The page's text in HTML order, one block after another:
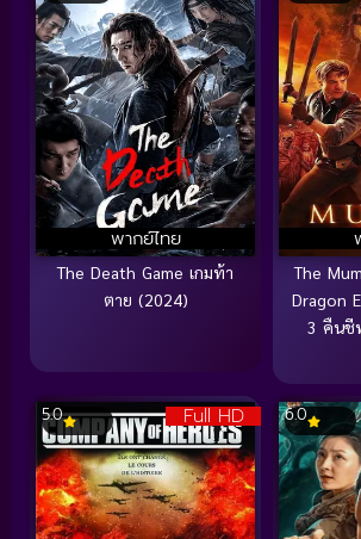
พากย์ไทย
The Death Game เกมท้า
ตาย (2024)
The
Dragon
3 คืนชี
Full HD
5.0 6.0